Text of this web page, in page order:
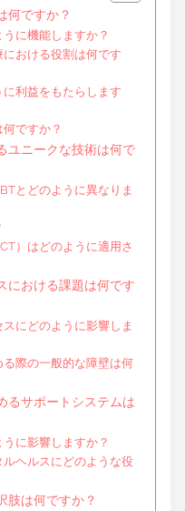
何ですか？
に機能しますか？
おける役割は何です
利益をもたらします
ですか？
ユニークな技術は何で
とどのように異なりま
）はどのように適用さ
における課題は何です
にどのように影響しま
る際の一般的な障壁は何
るサポートシステムは
に影響しますか？
ヘルスにどのような役
肢は何ですか？